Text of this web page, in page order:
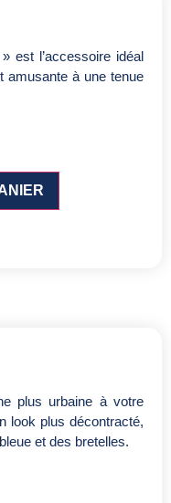
est l’accessoire idéal
amusante à une tenue
plus urbaine à votre
look plus décontracté,
et des bretelles.